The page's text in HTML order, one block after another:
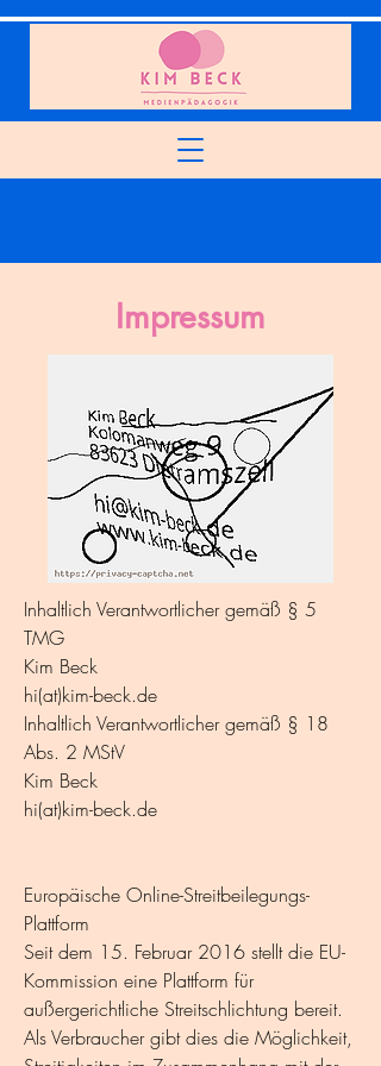
Impressum
Inhaltlich Verantwortlicher gemäß § 5
TMG
Kim Beck
hi(at)kim-beck.de
Inhaltlich Verantwortlicher gemäß § 18
Abs. 2 MStV
Kim Beck
hi(at)kim-beck.de
Europäische Online-Streitbeilegungs-
Plattform
Seit dem 15. Februar 2016 stellt die EU-
Kommission eine Plattform für
außergerichtliche Streitschlichtung bereit.
Als Verbraucher gibt dies die Möglichkeit,